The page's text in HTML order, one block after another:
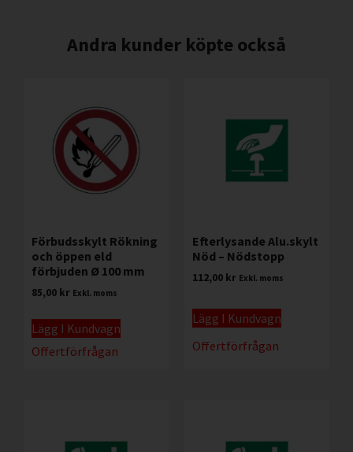
Andra kunder köpte också
Förbudsskylt Rökning
och öppen eld
förbjuden Ø 100 mm
85,00 kr Exkl. moms
Lägg I Kundvagn
Offertförfrågan
Efterlysande Alu.skylt
Nöd – Nödstopp
112,00 kr Exkl. moms
Lägg I Kundvagn
Offertförfrågan